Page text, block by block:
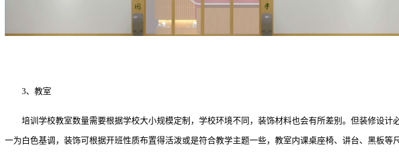
3、教室
培训学校教室数量需要根据学校大小规模定制，学校环境不同，装饰材料也会有所差别。但装修设计
一为白色基调，装饰可根据开班性质布置得活泼或是符合教学主题一些，教室内课桌座椅、讲台、黑板等